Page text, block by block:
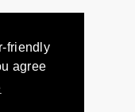
friendly
agree